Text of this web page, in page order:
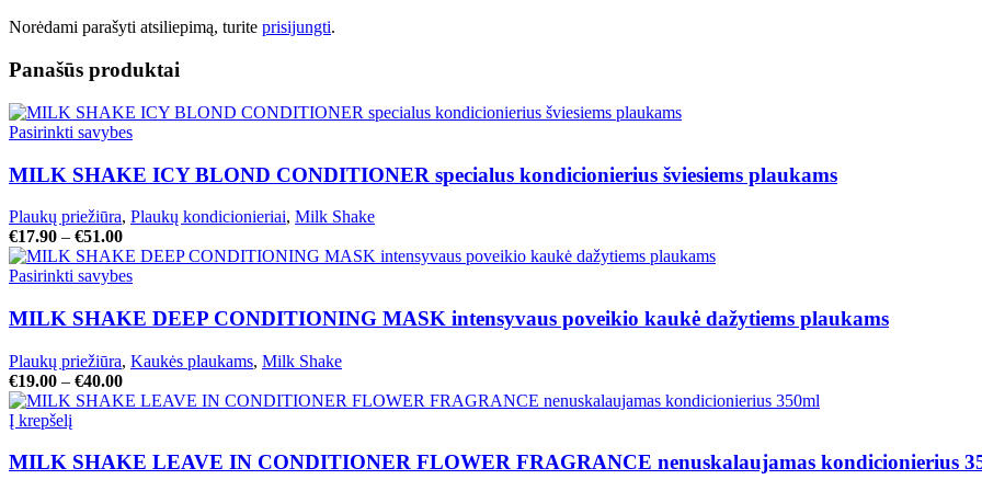
Norėdami parašyti atsiliepimą, turite prisijungti.
Panašūs produktai
Pasirinkti savybes
MILK SHAKE ICY BLOND CONDITIONER specialus kondicionierius šviesiems plaukams
Plaukų priežiūra, Plaukų kondicionieriai, Milk Shake
€17.90 – €51.00
Pasirinkti savybes
MILK SHAKE DEEP CONDITIONING MASK intensyvaus poveikio kaukė dažytiems plaukams
Plaukų priežiūra, Kaukės plaukams, Milk Shake
€19.00 – €40.00
Į krepšelį
MILK SHAKE LEAVE IN CONDITIONER FLOWER FRAGRANCE nenuskalaujamas kondicionierius